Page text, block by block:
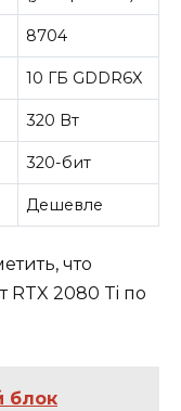
8704
10 ГБ GDDR6X
320 Вт
320-бит
Дешевле
что
RTX 2080 Ti по
блок